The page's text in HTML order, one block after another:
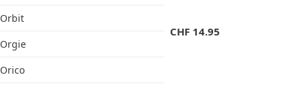
Orbit
Orgie
Orico
CHF 14.95